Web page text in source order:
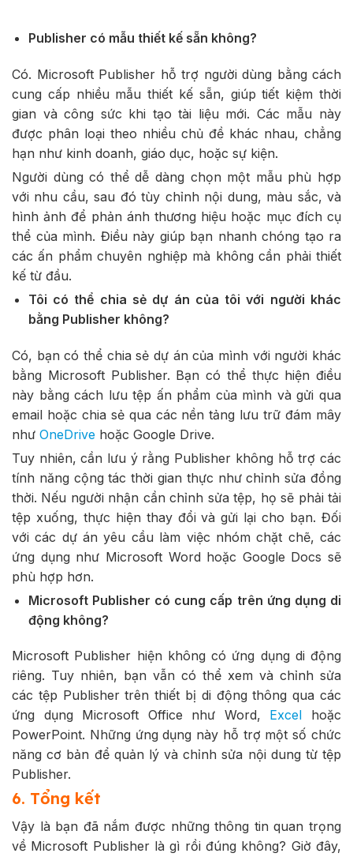
Publisher có mẫu thiết kế sẵn không?
Có. Microsoft Publisher hỗ trợ người dùng bằng cách
cung cấp nhiều mẫu thiết kế sẵn, giúp tiết kiệm thời
gian và công sức khi tạo tài liệu mới. Các mẫu này
được phân loại theo nhiều chủ đề khác nhau, chẳng
hạn như kinh doanh, giáo dục, hoặc sự kiện.
Người dùng có thể dễ dàng chọn một mẫu phù hợp
với nhu cầu, sau đó tùy chỉnh nội dung, màu sắc, và
hình ảnh để phản ánh thương hiệu hoặc mục đích cụ
thể của mình. Điều này giúp bạn nhanh chóng tạo ra
các ấn phẩm chuyên nghiệp mà không cần phải thiết
kế từ đầu.
Tôi có thể chia sẻ dự án của tôi với người khác
bằng Publisher không?
Có, bạn có thể chia sẻ dự án của mình với người khác
bằng Microsoft Publisher. Bạn có thể thực hiện điều
này bằng cách lưu tệp ấn phẩm của mình và gửi qua
email hoặc chia sẻ qua các nền tảng lưu trữ đám mây
như OneDrive hoặc Google Drive.
Tuy nhiên, cần lưu ý rằng Publisher không hỗ trợ các
tính năng cộng tác thời gian thực như chỉnh sửa đồng
thời. Nếu người nhận cần chỉnh sửa tệp, họ sẽ phải tải
tệp xuống, thực hiện thay đổi và gửi lại cho bạn. Đối
với các dự án yêu cầu làm việc nhóm chặt chẽ, các
ứng dụng như Microsoft Word hoặc Google Docs sẽ
phù hợp hơn.
Microsoft Publisher có cung cấp trên ứng dụng di
động không?
Microsoft Publisher hiện không có ứng dụng di động
riêng. Tuy nhiên, bạn vẫn có thể xem và chỉnh sửa
các tệp Publisher trên thiết bị di động thông qua các
ứng dụng Microsoft Office như Word, Excel hoặc
PowerPoint. Những ứng dụng này hỗ trợ một số chức
năng cơ bản để quản lý và chỉnh sửa nội dung từ tệp
Publisher.
6. Tổng kết
Vậy là bạn đã nắm được những thông tin quan trọng
về Microsoft Publisher là gì rồi đúng không? Giờ đây,